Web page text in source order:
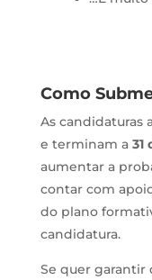
Como
As candidaturas
e terminam a 31
aumentar a
contar com
do plano
candidatura.
Se quer garantir